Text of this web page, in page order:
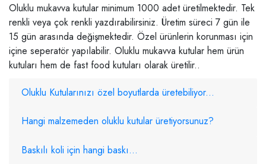
Oluklu mukavva kutular minimum 1000 adet üretilmektedir. Tek
renkli veya çok renkli yazdırabilirsiniz. Üretim süreci 7 gün ile
15 gün arasında değişmektedir. Özel ürünlerin korunması için
içine seperatör yapılabilir. Oluklu mukavva kutular hem ürün
kutuları hem de fast food kutuları olarak üretilir..
Oluklu Kutularınızı özel boyutlarda üretebiliyor...
Hangi malzemeden oluklu kutular üretiyorsunuz?
Baskılı koli için hangi baskı...